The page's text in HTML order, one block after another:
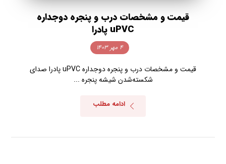
قیمت و مشخصات درب و پنجره دوجداره
uPVC پادرا
۴ مهر ۱۴۰۳
قیمت و مشخصات درب و پنجره دوجداره uPVC پادرا صدای
شکسته‌شدن شیشه پنجره ...
ادامه مطلب